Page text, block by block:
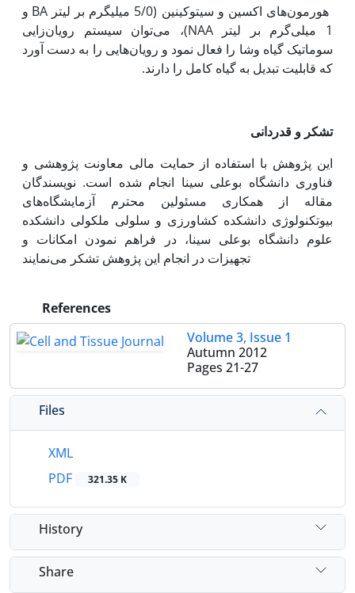
هورمون‌های اکسین و سیتوکینین (5/0 میلی‏گرم بر لیتر BA و
1 میلی‌گرم بر لیتر NAA)، می‌توان سیستم رویان‌زایی
سوماتیک گیاه وشا را فعال نمود و رویان‌هایی را به دست آورد
که قابلیت تبدیل به گیاه کامل را دارند.
تشکر و قدر‌دانی
این پژوهش با استفاده از حمایت مالی معاونت پژوهشی و
فناوری دانشگاه بوعلی سینا انجام شده است. نویسندگان
مقاله از همکاری مسئولین محترم آزمایشگاه‌های
بیوتکنولوژی دانشکده کشاورزی و سلولی ملکولی دانشکده
علوم دانشگاه بوعلی سینا، در فراهم نمودن امکانات و
تجهیزات در انجام این پژوهش تشکر می‌نمایند
References
Volume 3, Issue 1
Autumn 2012
Pages 21-27
Files
XML
PDF
321.35 K
History
Share